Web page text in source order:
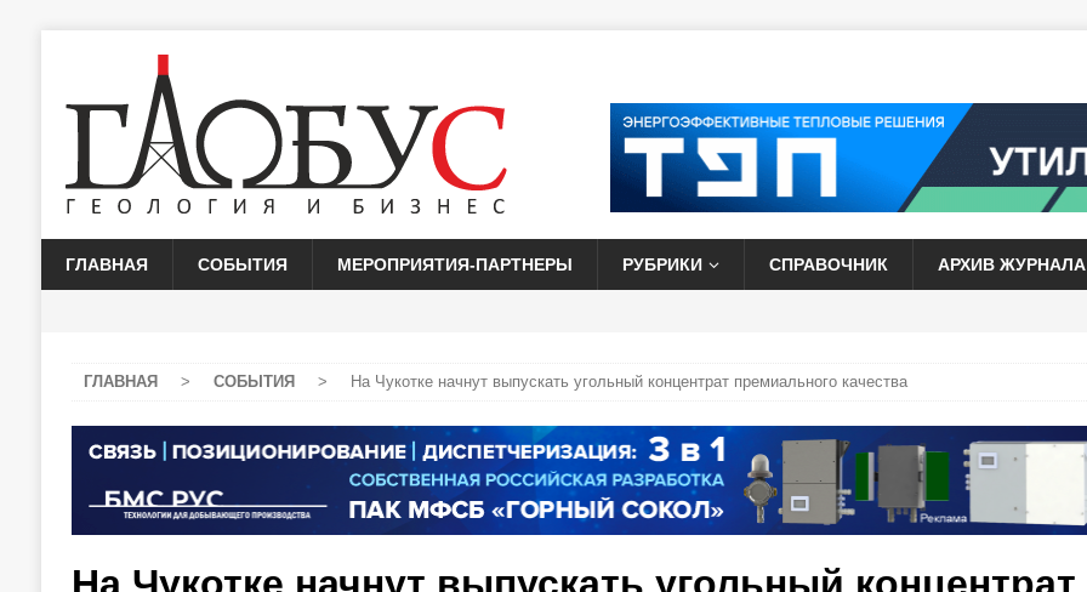
ГЛАВНАЯ СОБЫТИЯ МЕРОПРИЯТИЯ-ПАРТНЕРЫ РУБРИКИ СПРАВОЧНИК АРХИВ ЖУРНАЛА
ГЛАВНАЯ > СОБЫТИЯ > На Чукотке начнут выпускать угольный концентрат премиального качества